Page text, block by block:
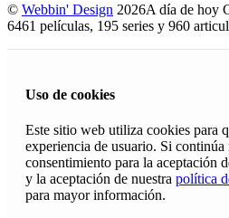
© Webbin' Design 2026A día de hoy
6461 películas, 195 series y 960
Uso de cookies
Este sitio web utiliza cookies para
experiencia de usuario. Si continúa
consentimiento para la aceptación
y la aceptación de nuestra política
para mayor información.